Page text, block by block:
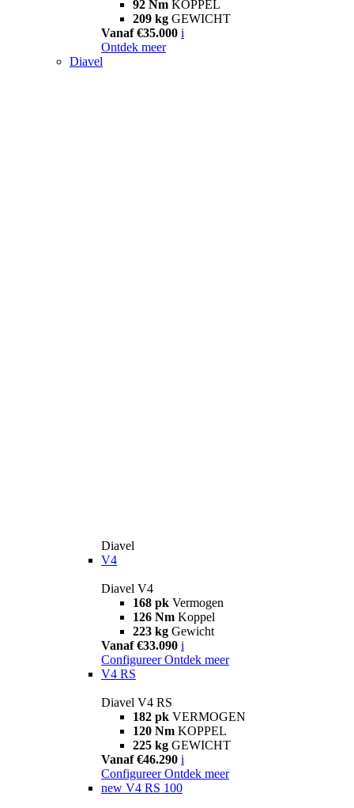
92 Nm KOPPEL
209 kg GEWICHT
Vanaf €35.000 i
Ontdek meer
Diavel
Diavel
V4
Diavel V4
168 pk Vermogen
126 Nm Koppel
223 kg Gewicht
Vanaf €33.090 i
Configureer Ontdek meer
V4 RS
Diavel V4 RS
182 pk VERMOGEN
120 Nm KOPPEL
225 kg GEWICHT
Vanaf €46.290 i
Configureer Ontdek meer
new V4 RS 100